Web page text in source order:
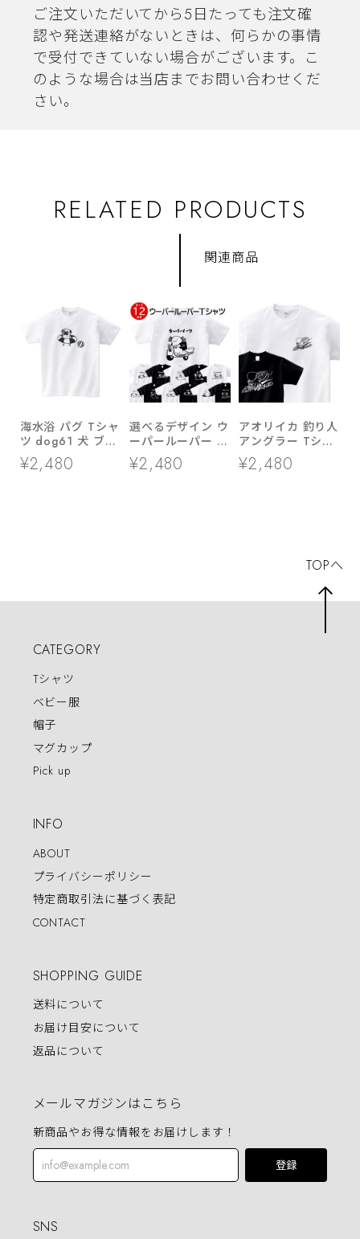
ご注文いただいてから5日たっても注文確
認や発送連絡がないときは、何らかの事情
で受付できていない場合がございます。こ
のような場合は当店までお問い合わせくだ
さい。
RELATED PRODUCTS
関連商品
海水浴 パグ Tシャ
ツ dog61 犬 ブヒ
パグ 好き 服 ゆる
い イラスト
¥2,480
選べるデザイン ウ
ーパールーパー T
シャツ am99 両生
類 アニマル
¥2,480
アオリイカ 釣り人
アングラー Tシャ
ツ rf28 あおりい
か ルアーフィッシ
¥2,480
CATEGORY
Tシャツ
ベビー服
帽子
マグカップ
Pick up
INFO
ABOUT
プライバシーポリシー
特定商取引法に基づく表記
CONTACT
SHOPPING GUIDE
送料について
お届け目安について
返品について
メールマガジンはこちら
新商品やお得な情報をお届けします！
登録
SNS
TOPへ